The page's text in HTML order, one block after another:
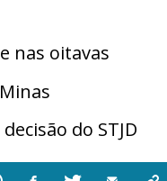
nas oitavas
do STJD